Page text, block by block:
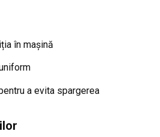
în mașină
a evita spargerea